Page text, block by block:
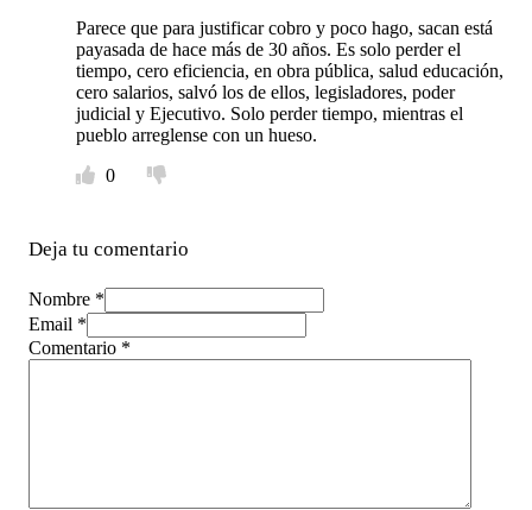
Parece que para justificar cobro y poco hago, sacan está
payasada de hace más de 30 años. Es solo perder el
tiempo, cero eficiencia, en obra pública, salud educación,
cero salarios, salvó los de ellos, legisladores, poder
judicial y Ejecutivo. Solo perder tiempo, mientras el
pueblo arreglense con un hueso.
0
Deja tu comentario
Nombre *
Email *
Comentario *